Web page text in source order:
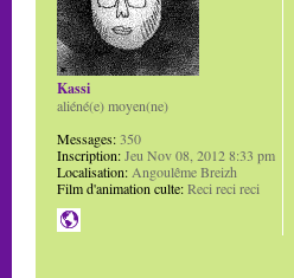
Kassi
aliéné(e) moyen(ne)
Messages:350
Inscription:Jeu Nov 08, 2012 8:33 pm
Localisation: Angoulême Breizh
Film d'animation culte:Reci reci reci